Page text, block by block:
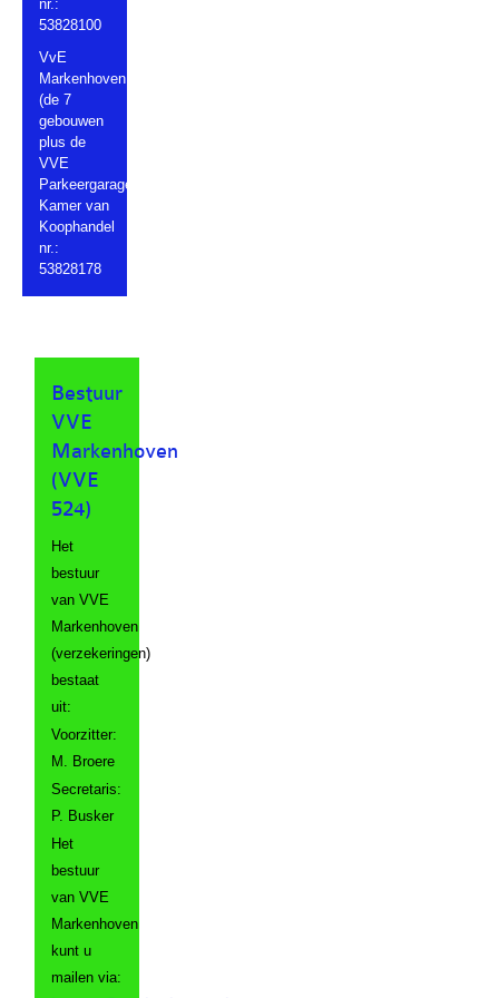
nr.:
53828100
VvE
Markenhoven
(de 7
gebouwen
plus de
VVE
Parkeergarage).
Kamer van
Koophandel
nr.:
53828178
Bestuur
VVE
Markenhoven
(VVE
524)
Het
bestuur
van VVE
Markenhoven
(verzekeringen)
bestaat
uit:
Voorzitter:
M. Broere
Secretaris:
P. Busker
Het
bestuur
van VVE
Markenhoven
kunt u
mailen via: